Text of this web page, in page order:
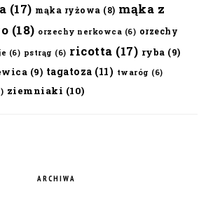
(17) mąka ryżowa (8) mąka z
(18) orzechy nerkowca (6) orzechy
(6) pstrąg (6) ricotta (17) ryba (9)
(9) tagatoza (11) twaróg (6)
ziemniaki (10)
ARCHIWA